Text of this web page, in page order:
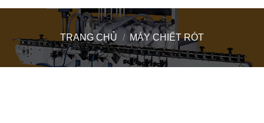
TRANG CHỦ / MÁY CHIẾT RÓT